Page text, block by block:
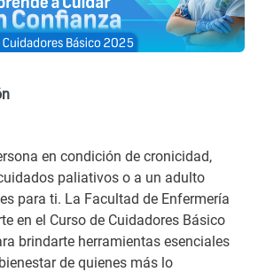
en condición de cronicidad,
paliativos o a un adulto
para ti. La Facultad de Enfermería
en el Curso de Cuidadores Básico
brindarte herramientas esenciales
de quienes más lo